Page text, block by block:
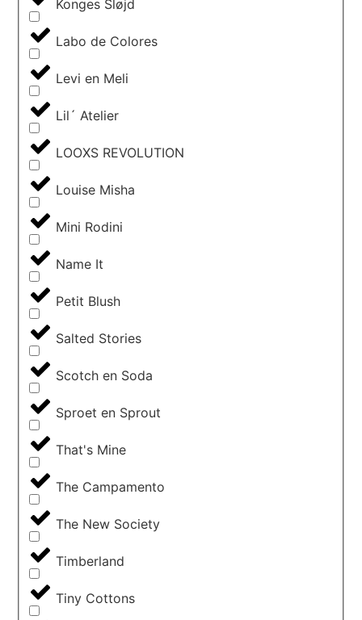
Konges Sløjd
Labo de Colores
Levi en Meli
Lil´ Atelier
LOOXS REVOLUTION
Louise Misha
Mini Rodini
Name It
Petit Blush
Salted Stories
Scotch en Soda
Sproet en Sprout
That's Mine
The Campamento
The New Society
Timberland
Tiny Cottons